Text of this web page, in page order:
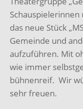
das neue Stück
Gemeinde und
aufzuführen. Mit
wie immer
bühnenreif. Wir
sehr freuen.